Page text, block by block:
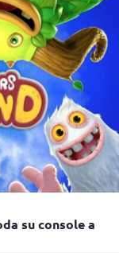
su console a